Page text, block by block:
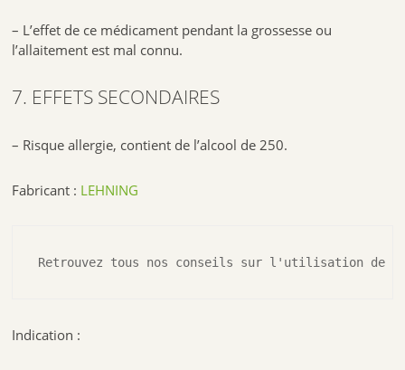
– L’effet de ce médicament pendant la grossesse ou
l’allaitement est mal connu.
7. EFFETS SECONDAIRES
– Risque allergie, contient de l’alcool de 250.
Fabricant : LEHNING
Retrouvez tous nos conseils sur l'utilisation de
Indication :